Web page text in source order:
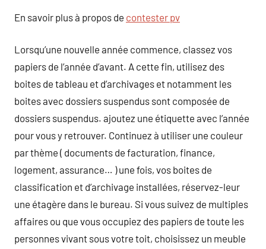
En savoir plus à propos de contester pv
Lorsqu’une nouvelle année commence, classez vos
papiers de l’année d’avant. A cette fin, utilisez des
boites de tableau et d’archivages et notamment les
boites avec dossiers suspendus sont composée de
dossiers suspendus. ajoutez une étiquette avec l’année
pour vous y retrouver. Continuez à utiliser une couleur
par thème ( documents de facturation, finance,
logement, assurance… ) une fois, vos boites de
classification et d’archivage installées, réservez-leur
une étagère dans le bureau. Si vous suivez de multiples
affaires ou que vous occupiez des papiers de toute les
personnes vivant sous votre toit, choisissez un meuble